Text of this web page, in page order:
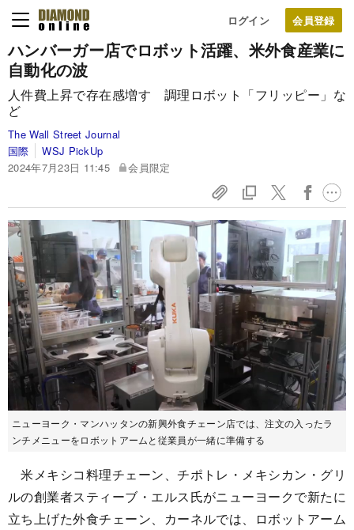
ログイン
ハンバーガー店でロボット活躍、米外食産業に
自動化の波
人件費上昇で存在感増す 調理ロボット「フリッピー」な
ど
The Wall Street Journal
国際
WSJ PickUp
2024年7月23日 11:45
会員限定
ニューヨーク・マンハッタンの新興外食チェーン店では、注文の入ったラ
ンチメニューをロボットアームと従業員が一緒に準備する
米メキシコ料理チェーン、チポトレ・メキシカン・グリ
ルの創業者スティーブ・エルス氏がニューヨークで新たに
立ち上げた外食チェーン、カーネルでは、ロボットアーム